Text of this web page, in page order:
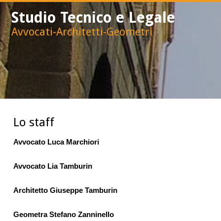
Studio Tecnico e Legale
Avvocati-Architetti-Geometri
Lo staff
Avvocato Luca Marchiori
Avvocato Lia Tamburin
Architetto Giuseppe Tamburin
Geometra Stefano Zanninello